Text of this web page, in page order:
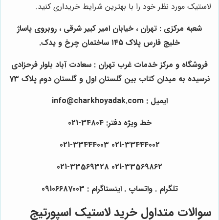
لاستیک مورد نظر خود را با بهترین شرایط خریداری کنید.
شعبه مرکزی : تهران ، خیابان امیر کبیر شرقی ، روبروی پاساژ
خلیج فارس پلاک ۱۴۵ ساختمان چرخ و یدک.
فروشگاه و مرکز خدمات غرب تهران : سعادت آباد بلوار فرحزادی
نرسیده به میدان کتاب بین گلستان اول و گلستان دوم پلاک 73
ایمیل : info@charkhoyadak.com
خط ویژه دفتر: 34804-021
021-33444002 021-33444003
021-33569862 021-33569328
تلگرام . واتساپ . اینستاگرام : 09106687003
سوالات متداول خرید لاستیک اسپورتیج